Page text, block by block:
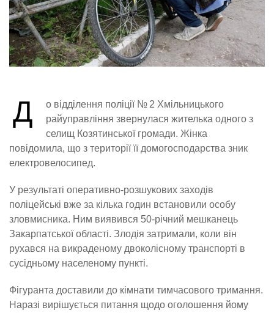
Д
о відділення поліції № 2 Хмільницького
райуправління звернулася жителька одного з
селищ Козятинської громади. Жінка
повідомила, що з території її домогосподарства зник
електровелосипед.
У результаті оперативно-розшукових заходів
поліцейські вже за кілька годин встановили особу
зловмисника. Ним виявився 50-річний мешканець
Закарпатської області. Злодія затримали, коли він
рухався на викраденому двоколісному транспорті в
сусідньому населеному пункті.
Фігуранта доставили до кімнати тимчасового тримання.
Наразі вирішується питання щодо оголошення йому